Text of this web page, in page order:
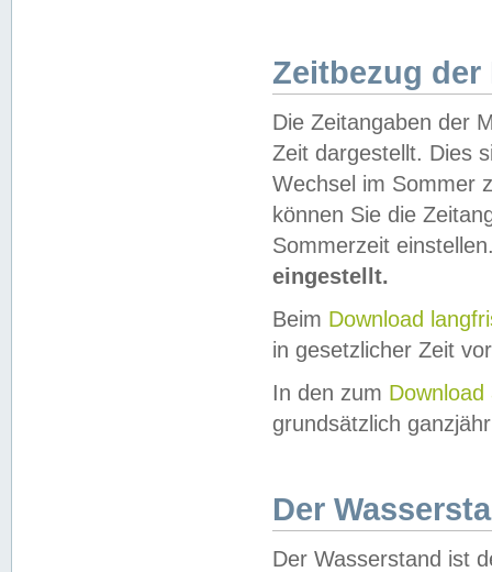
Zeitbezug der
Die Zeitangaben der
Zeit dargestellt. Dies
Wechsel im Sommer
können Sie die
Sommerzeit
eingestellt.
Beim Download
in gesetzlicher Zeit
In den zum Download
grundsätzlich
Der
Der Wasserstand ist